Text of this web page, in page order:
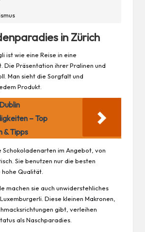
in Zürich
ist wie eine Reise in eine
Die Präsentation ihrer Pralinen und
Man sieht die Sorgfalt und
Produkt.
Dublin
– Top
& Tipps
Schokoladenarten im Angebot, von
Sie benutzen nur die besten
Qualität.
machen sie auch unwiderstehliches
Diese kleinen Makronen,
gibt, verleihen
als Naschparadies.